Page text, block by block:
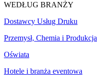
WEDŁUG BRANŻY
Dostawcy Usług Druku
Przemysł, Chemia i Produkcja
Oświata
Hotele i branża eventowa